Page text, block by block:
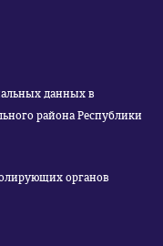
данных в
района Республики
органов